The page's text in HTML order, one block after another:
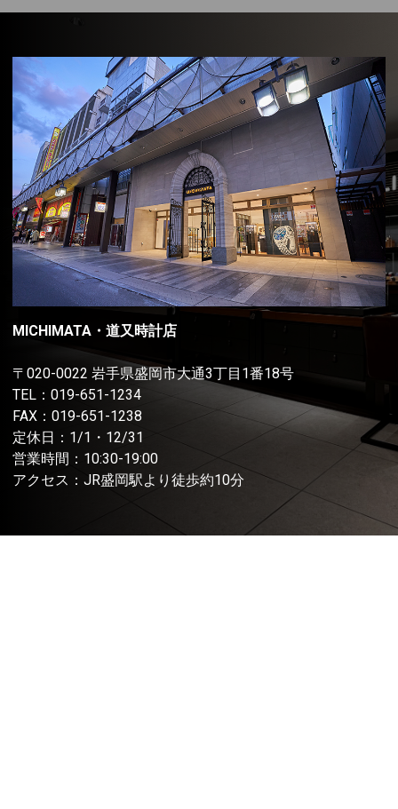
MICHIMATA・道又時計店
〒020-0022 岩手県盛岡市大通3丁目1番18号
TEL： 019-651-1234
FAX：019-651-1238
定休日：1/1・12/31
営業時間：10:30-19:00
アクセス：JR盛岡駅より徒歩約10分